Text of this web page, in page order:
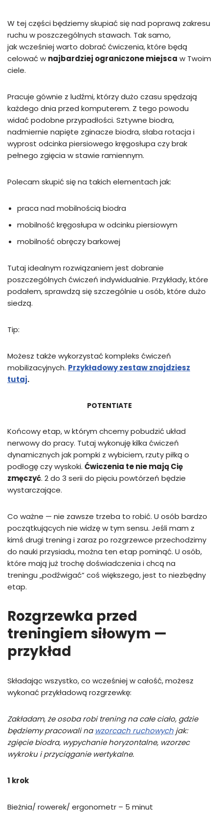
W tej części będziemy skupiać się nad poprawą zakresu
ruchu w poszczególnych stawach. Tak samo,
jak wcześniej warto dobrać ćwiczenia, które będą
celować w najbardziej ograniczone miejsca w Twoim
ciele.
Pracuje gównie z ludźmi, którzy dużo czasu spędzają
każdego dnia przed komputerem. Z tego powodu
widać podobne przypadłości. Sztywne biodra,
nadmiernie napięte zginacze biodra, słaba rotacja i
wyprost odcinka piersiowego kręgosłupa czy brak
pełnego zgięcia w stawie ramiennym.
Polecam skupić się na takich elementach jak:
praca nad mobilnością biodra
mobilność kręgosłupa w odcinku piersiowym
mobilność obręczy barkowej
Tutaj idealnym rozwiązaniem jest dobranie
poszczególnych ćwiczeń indywidualnie. Przykłady, które
podałem, sprawdzą się szczególnie u osób, które dużo
siedzą.
Tip:
Możesz także wykorzystać kompleks ćwiczeń
mobilizacyjnych. Przykładowy zestaw znajdziesz
tutaj.
POTENTIATE
Końcowy etap, w którym chcemy pobudzić układ
nerwowy do pracy. Tutaj wykonuję kilka ćwiczeń
dynamicznych jak pompki z wybiciem, rzuty piłką o
podłogę czy wyskoki. Ćwiczenia te nie mają Cię
zmęczyć. 2 do 3 serii do pięciu powtórzeń będzie
wystarczające.
Co ważne — nie zawsze trzeba to robić. U osób bardzo
początkujących nie widzę w tym sensu. Jeśli mam z
kimś drugi trening i zaraz po rozgrzewce przechodzimy
do nauki przysiadu, można ten etap pominąć. U osób,
które mają już trochę doświadczenia i chcą na
treningu „podźwigać” coś większego, jest to niezbędny
etap.
Rozgrzewka przed
treningiem siłowym —
przykład
Składając wszystko, co wcześniej w całość, możesz
wykonać przykładową rozgrzewkę:
Zakładam, że osoba robi trening na całe ciało, gdzie
będziemy pracowali na wzorcach ruchowych jak:
zgięcie biodra, wypychanie horyzontalne, wzorzec
wykroku i przyciąganie wertykalne.
1 krok
Bieżnia/ rowerek/ ergonometr – 5 minut